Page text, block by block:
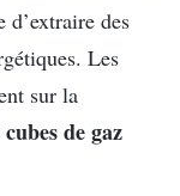
des
Les
sur la
de gaz